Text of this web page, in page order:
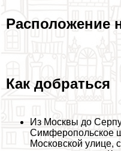
Расположение
Как добраться
Из Москвы до
Симферопольское
Московской улице,